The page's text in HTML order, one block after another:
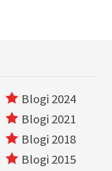
Blogi 2024
Blogi 2021
Blogi 2018
Blogi 2015